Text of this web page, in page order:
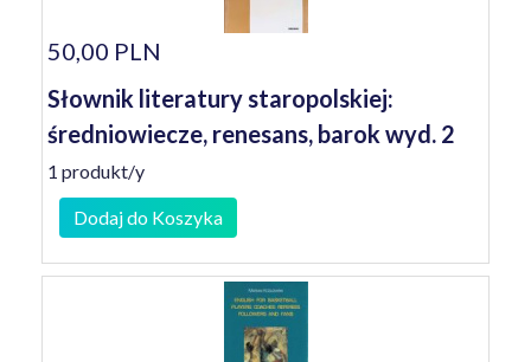
50,00 PLN
Słownik literatury staropolskiej:
średniowiecze, renesans, barok wyd. 2
1 produkt/y
Dodaj do Koszyka